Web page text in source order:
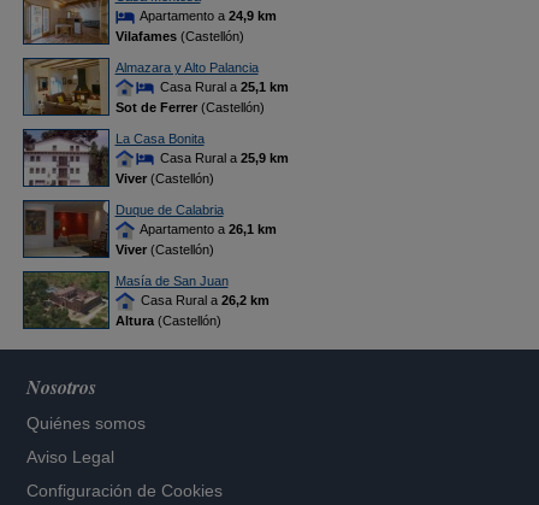
Apartamento a 24,9 km
Vilafames(Castellón)
Almazara y Alto Palancia
Casa Rural a 25,1 km
Sot de Ferrer(Castellón)
La Casa Bonita
Casa Rural a 25,9 km
Viver(Castellón)
Duque de Calabria
Apartamento a 26,1 km
Viver(Castellón)
Masía de San Juan
Casa Rural a 26,2 km
Altura(Castellón)
Nosotros
Quiénes somos
Aviso Legal
Configuración de Cookies